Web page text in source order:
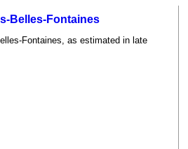
Belles-Fontaines
Fontaines, as estimated in late